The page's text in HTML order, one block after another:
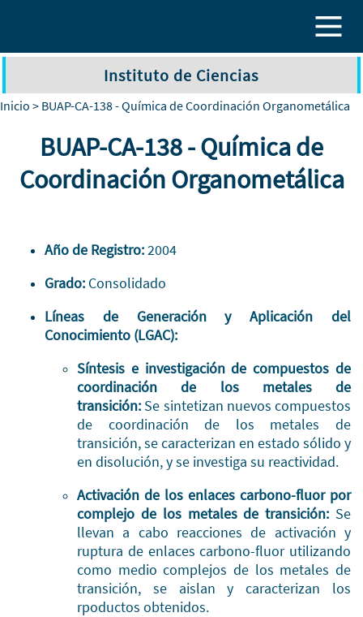
Instituto de Ciencias
Inicio > BUAP-CA-138 - Química de Coordinación Organometálica
BUAP-CA-138 - Química de
Coordinación Organometálica
Año de Registro:2004
Grado: Consolidado
Líneas de Generación y Aplicación del
Conocimiento (LGAC):
Síntesis e investigación de compuestos de
coordinación de los metales de
transición: Se sintetizan nuevos compuestos
de coordinación de los metales de
transición, se caracterizan en estado sólido y
en disolución, y se investiga su reactividad.
Activación de los enlaces carbono-fluor por
complejo de los metales de transición: Se
llevan a cabo reacciones de activación y
ruptura de enlaces carbono-fluor utilizando
como medio complejos de los metales de
transición, se aislan y caracterizan los
rpoductos obtenidos.